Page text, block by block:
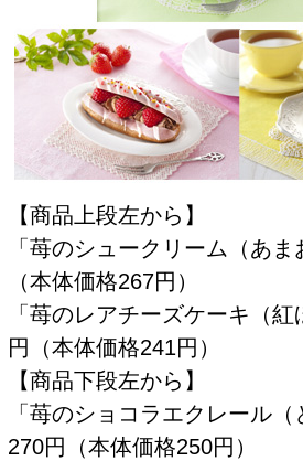
【商品上段左から】
「苺のシュークリーム（あ
（本体価格267円）
「苺のレアチーズケーキ（
円（本体価格241円）
【商品下段左から】
「苺のショコラエクレール
270円（本体価格250円）